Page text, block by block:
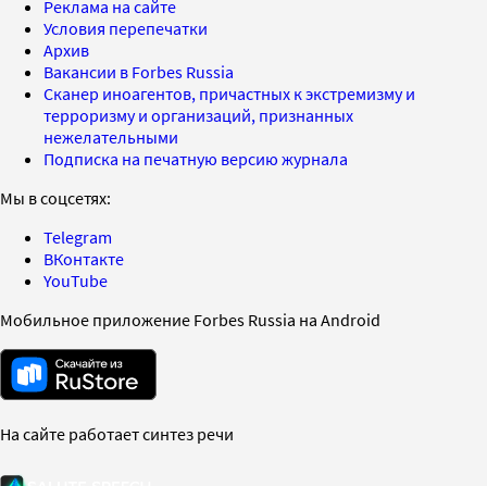
Реклама на сайте
Условия перепечатки
Архив
Вакансии в Forbes Russia
Сканер иноагентов, причастных к экстремизму и
терроризму и организаций, признанных
нежелательными
Подписка на печатную версию журнала
Мы в соцсетях:
Telegram
ВКонтакте
YouTube
Мобильное приложение Forbes Russia на Android
На сайте работает синтез речи